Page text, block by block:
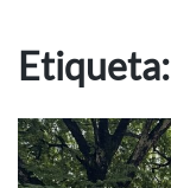
Etiqueta: